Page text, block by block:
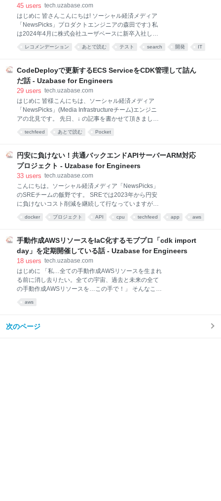
という啓蒙 結果 BigQuery CUDの購入 Compute
Engine Bigtable まとめ なぜコスト最適化することに
なったか？ 私たちは、株式会社ユーザベース スピーダ
事業 Product Division SREチーム として Google
す。 弊社では年々サービスを運用し続けるにつれて、
45 users tech.uzabase.com
はじめに 皆さんこんにちは! ソーシャル経済メディア
「NewsPicks」プロダクトエンジニアの森田です:) 私
は2024年4月に株式会社ユーザベースに新卒入社し、
現在は主にNewsPicksにおける推薦機能の開発改善に
携わっています。 NewsPicksでは、ユーザに価値のあ
機能を導入しています。 本ブログでは、NewsPicks記
事推薦機能にて基盤改善がモデル改善につながって
CTR（Click Through Rate）を改善できた事例をもと
上で一番優先すべきだったこと」を共有します。 また
先日行われた「実応用 × 推薦システム」をテーマとし
たイベント Recommendation Industry Talks にて、本
ブログの内容に関して発表させていただきました！参
レコメンデーション あとで読む テスト search 開発 IT
CodeDeployで更新するECS ServiceをCDK管理して詰ん
だ話 - Uzabase for Engineers
29 users tech.uzabase.com
はじめに 皆様こんにちは、ソーシャル経済メディア
「NewsPicks」(Media Infrastructureチーム)エンジニ
アの北見です。 先日、↓ の記事を書かせて頂きまし
た。 tech.uzabase.com 前回では CDK の良さをメイン
に紹介しましたが、今回は上手く使えずにドはまりし
チームメンバーからこんな報告があがってきました。
「CDKのバージョン上げたのですが、cdk deployで失
敗しちゃうんですよね。これ分かります?」 xxx-
cluster-stack failed to deploy:
UPDATE_ROLLBACK_COMPLETE: Resource
handler returned message: "Re
techfeed あとで読む Pocket
円安に負けない！共通バックエンドAPIサーバーARM対応
プロジェクト - Uzabase for Engineers
33 users tech.uzabase.com
こんにちは。ソーシャル経済メディア「NewsPicks」
のSREチームの飯野です。 SREでは2023年から円安
に負けないコスト削減を継続して行なっていますが、
最近は圧倒的な円安におされ気味です。 2024年1月-6
月の間に141→161円の変動はちょっと厳しすぎますよ
NewsPicksの共通バックエンドAPIサーバーのARM対
応プロジェクトについて話したいと思います。 ARM対
応はコスト削減を目的とした施策です。適用範囲の見
できませんでしたが、活発に変更が行われるプロダク
トに段階的に変更を加えてリリースすることができま
した。 ARM対応をするにあたり、何を考えてどの順番
で着手したかという情報は、今後ARM対応を行う開発
docker プロジェクト API cpu techfeed app aws
手動作成AWSリソースをIaC化するモブプロ「cdk import
day」を定期開催している話 - Uzabase for Engineers
18 users tech.uzabase.com
はじめに 「私…全ての手動作成AWSリソースを生まれ
る前に消し去りたい。全ての宇宙、過去と未来の全て
の手動作成AWSリソースを…この手で！」 そんなこと
JAWS-UG CDK支部 #14 にて、テーマが「IaC
aws
次のページ